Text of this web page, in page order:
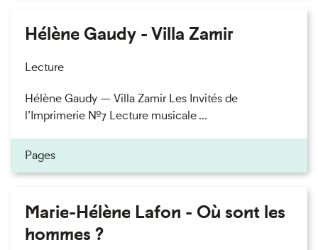
Hélène Gaudy - Villa Zamir
Lecture
Hélène Gaudy — Villa Zamir Les Invités de
l’Imprimerie n°7 Lecture musicale ...
Pages
Marie-Hélène Lafon - Où sont les
hommes ?